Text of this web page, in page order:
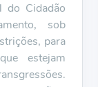
do Cidadão
sob
para
estejam